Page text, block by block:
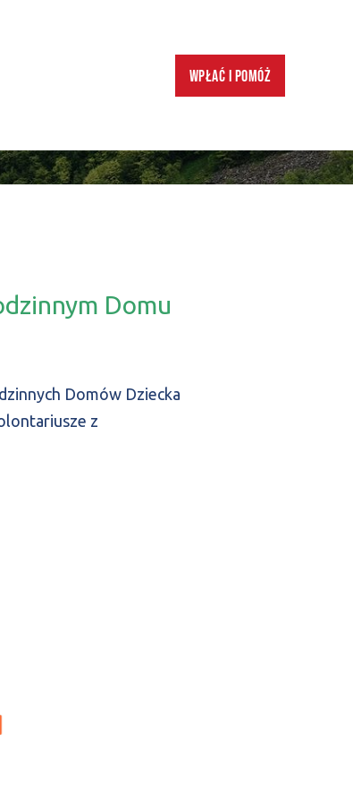
Wpłać i pomóż
Domu
Domów Dziecka
z